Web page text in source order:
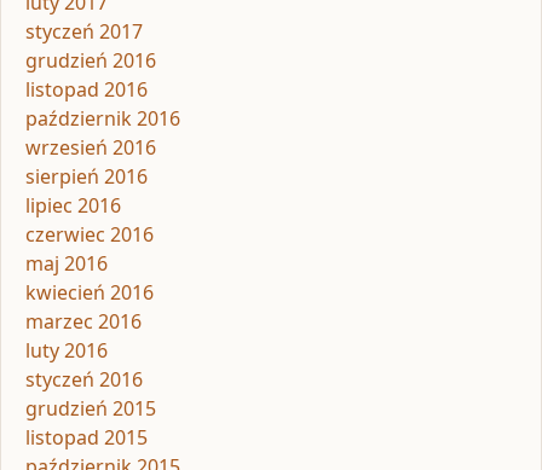
styczeń 2017
grudzień 2016
listopad 2016
październik 2016
wrzesień 2016
sierpień 2016
lipiec 2016
czerwiec 2016
maj 2016
kwiecień 2016
marzec 2016
luty 2016
styczeń 2016
grudzień 2015
listopad 2015